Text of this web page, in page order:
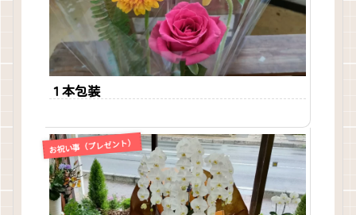
１本包装
お祝い事（プレゼント）